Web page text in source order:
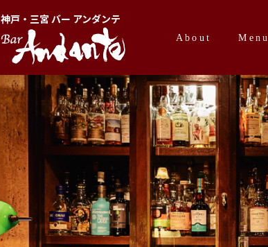
神戸・三宮 バー アンダンテ
About Menu